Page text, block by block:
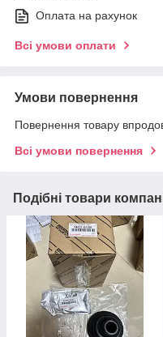
Оплата на рахунок
Всі умови оплати
Умови повернення
Повернення товару
Всі умови повернення
Подібні товари